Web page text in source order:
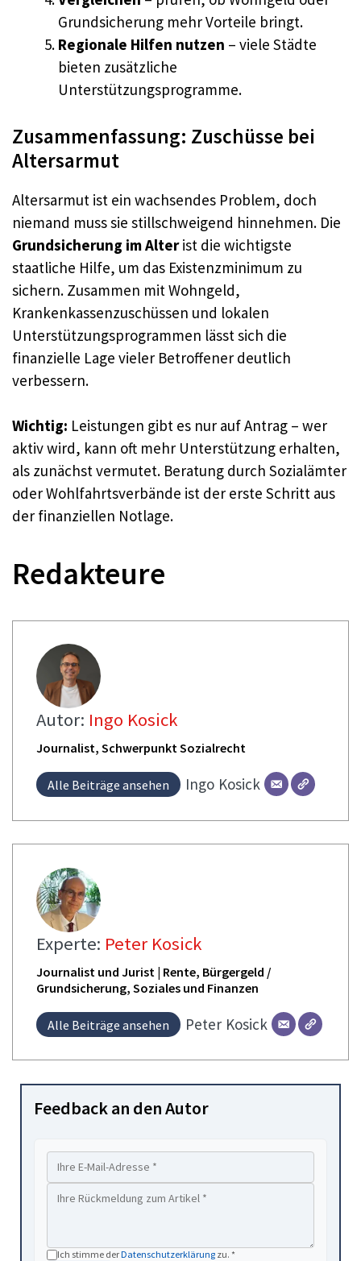
Grundsicherung mehr Vorteile bringt.
Regionale Hilfen nutzen – viele Städte
bieten zusätzliche
Unterstützungsprogramme.
Zusammenfassung: Zuschüsse bei
Altersarmut
Altersarmut ist ein wachsendes Problem, doch
niemand muss sie stillschweigend hinnehmen. Die
Grundsicherung im Alterist die wichtigste
staatliche Hilfe, um das Existenzminimum zu
sichern. Zusammen mit Wohngeld,
Krankenkassenzuschüssen und lokalen
Unterstützungsprogrammen lässt sich die
finanzielle Lage vieler Betroffener deutlich
verbessern.
Wichtig: Leistungen gibt es nur auf Antrag – wer
aktiv wird, kann oft mehr Unterstützung erhalten,
als zunächst vermutet. Beratung durch Sozialämter
oder Wohlfahrtsverbände ist der erste Schritt aus
der finanziellen Notlage.
Redakteure
Autor: Ingo Kosick
Journalist, Schwerpunkt Sozialrecht
Alle Beiträge ansehen Ingo Kosick
Experte: Peter Kosick
Journalist und Jurist | Rente, Bürgergeld /
Grundsicherung, Soziales und Finanzen
Alle Beiträge ansehen Peter Kosick
Feedback an den Autor
Ich stimme derDatenschutzerklärung zu. *